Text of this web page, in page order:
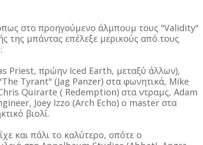
στο προηγούμενο άλμπουμ τους "Validity"
της μπάντας επέλεξε μερικούς από τους
Priest, πρώην Iced Earth, μεταξύ άλλων),
Tyrant" (Jag Panzer) στα φωνητικά, Mike
Quirarte ( Redemption) στα ντραμς, Adam
Joey Izzo (Arch Echo) ο master στα
βιολί.
και πάλι το καλύτερο, οπότε ο